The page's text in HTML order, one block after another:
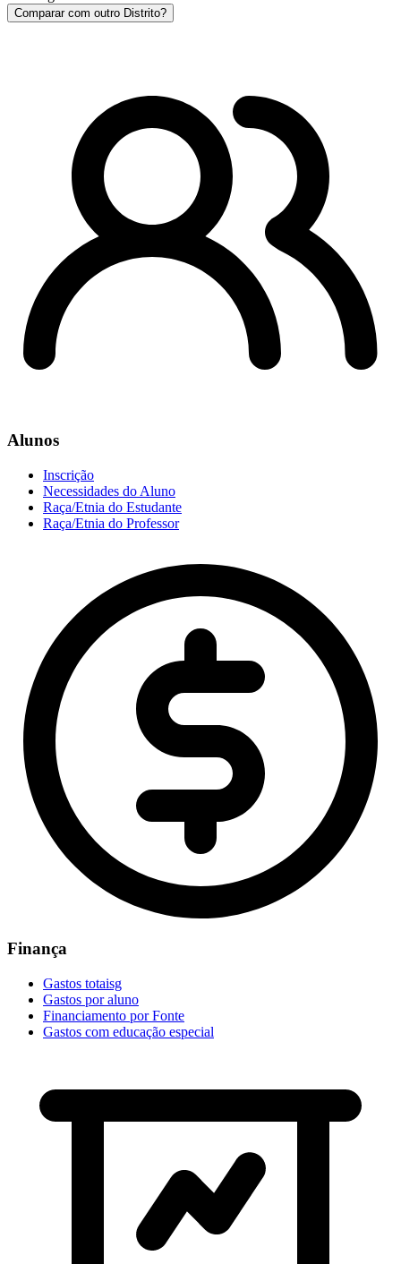
Comparar com outro Distrito?
Alunos
Inscrição
Necessidades do Aluno
Raça/Etnia do Estudante
Raça/Etnia do Professor
Finança
Gastos totaisg
Gastos por aluno
Financiamento por Fonte
Gastos com educação especial